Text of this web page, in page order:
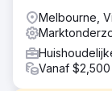
Melbourne,
Vanaf $2,500